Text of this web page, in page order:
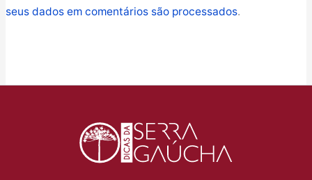
seus dados em comentários são processados.